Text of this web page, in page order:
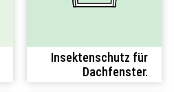
Insektenschutz für
Dachfenster.